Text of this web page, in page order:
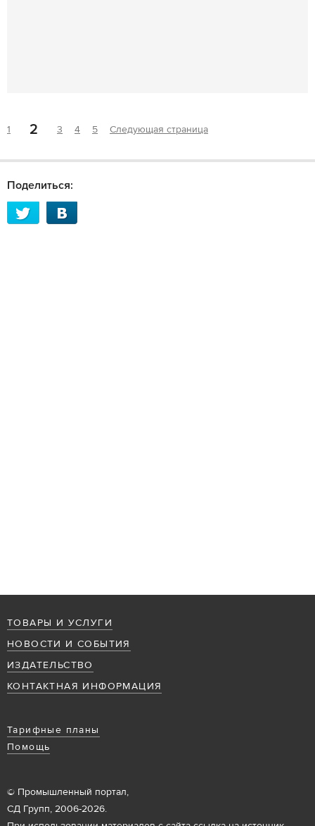
1 2 3 4 5 Следующая страница
Поделиться:
ТОВАРЫ И УСЛУГИ
НОВОСТИ И СОБЫТИЯ
ИЗДАТЕЛЬСТВО
КОНТАКТНАЯ ИНФОРМАЦИЯ
Тарифные планы
Помощь
© Промышленный портал,
СД Групп, 2006-2026.